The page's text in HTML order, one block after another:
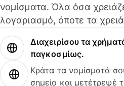
νομίσματα. Όλα όσα
λογαριασμό, όποτε τα
Διαχειρίσου τα
παγκοσμίως.
Κράτα τα νομίσματά
σημείο και μετέτρεψέ